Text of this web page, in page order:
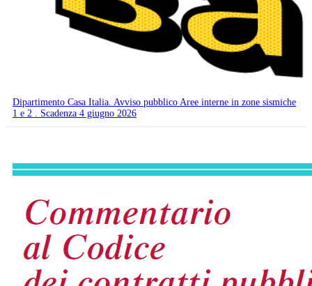
Dipartimento Casa Italia. Avviso pubblico Aree interne in zone sismiche
1 e 2 . Scadenza 4 giugno 2026